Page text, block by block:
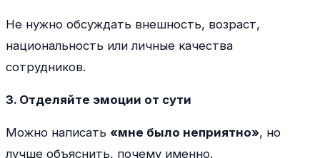
Не нужно обсуждать внешность, возраст,
национальность или личные качества
сотрудников.
3. Отделяйте эмоции от сути
Можно написать «мне было неприятно», но
лучше объяснить, почему именно.